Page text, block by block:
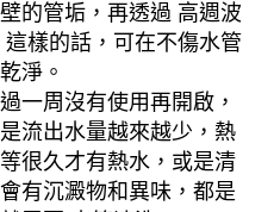
的管垢，再透過 高週波
樣的話，可在不傷水管
淨。
一周沒有使用再開啟，
流出水量越來越少，熱
很久才有熱水，或是清
有沉澱物和異味，都是